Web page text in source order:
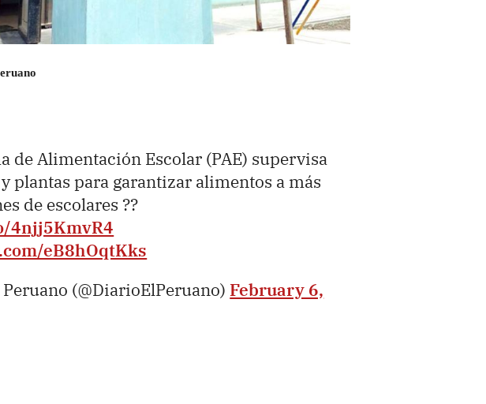
de Alimentación Escolar (PAE) supervisa
plantas para garantizar alimentos a más
de escolares ??
4njj5KmvR4
eB8hOqtKks
(@DiarioElPeruano) February 6,